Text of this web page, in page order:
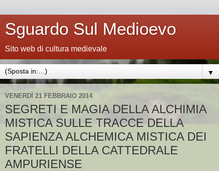
Sguardo Sul Medioevo
Sito web di cultura medievale
▼
VENERDÌ 21 FEBBRAIO 2014
SEGRETI E MAGIA DELLA ALCHIMIA
MISTICA SULLE TRACCE DELLA
SAPIENZA ALCHEMICA MISTICA DEI
FRATELLI DELLA CATTEDRALE
AMPURIENSE